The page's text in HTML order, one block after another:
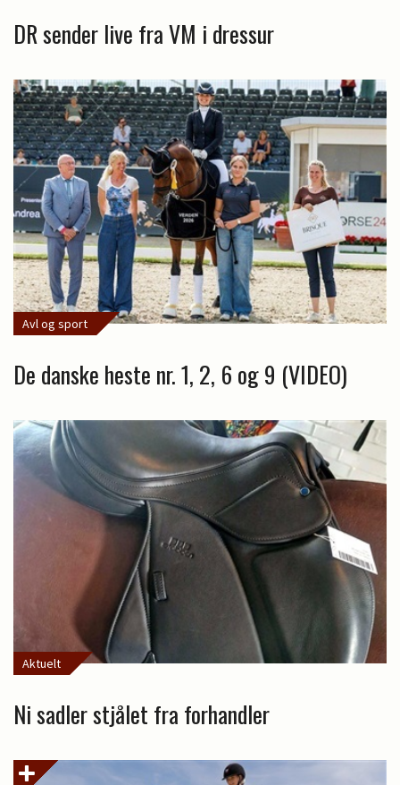
DR sender live fra VM i dressur
Avl og sport
De danske heste nr. 1, 2, 6 og 9 (VIDEO)
Aktuelt
Ni sadler stjålet fra forhandler